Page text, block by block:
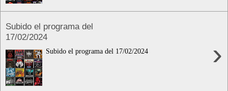
Subido el programa del
17/02/2024
›
Subido el programa del 17/02/2024